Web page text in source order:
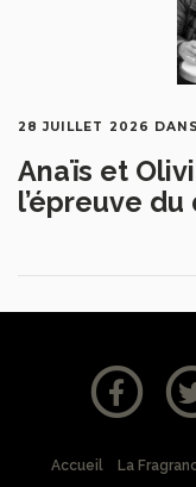
28 JUILLET 2026 DANS
Anaïs et
l’épreuve du
Accueil La